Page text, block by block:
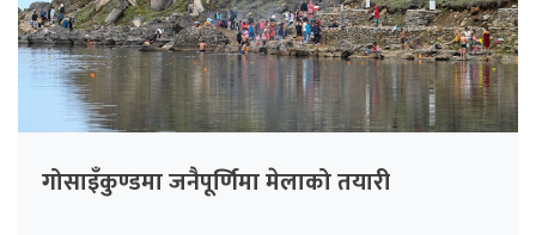
गोसाइँकुण्डमा जनैपूर्णिमा मेलाको तयारी